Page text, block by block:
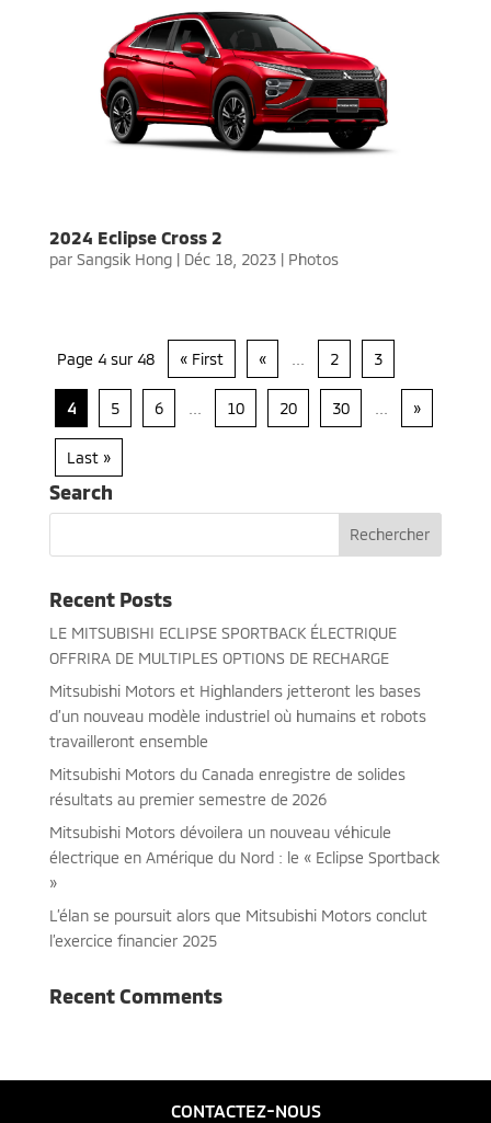
2024 Eclipse Cross 2
par Sangsik Hong| Déc 18, 2023| Photos
Page 4 sur 48 « First « 2 3
4 5 6 10 20 30 »
Last »
Search
Recent Posts
LE MITSUBISHI ECLIPSE SPORTBACK ÉLECTRIQUE
OFFRIRA DE MULTIPLES OPTIONS DE RECHARGE
Mitsubishi Motors et Highlanders jetteront les bases
d’un nouveau modèle industriel où humains et robots
travailleront ensemble
Mitsubishi Motors du Canada enregistre de solides
résultats au premier semestre de 2026
Mitsubishi Motors dévoilera un nouveau véhicule
électrique en Amérique du Nord : le « Eclipse Sportback
»
L’élan se poursuit alors que Mitsubishi Motors conclut
l’exercice financier 2025
Recent Comments
CONTACTEZ-NOUS